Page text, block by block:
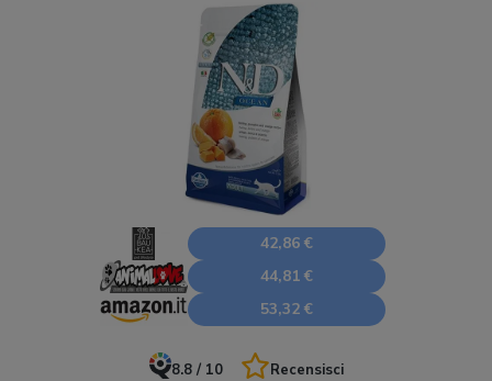
42,86 €
44,81 €
53,32 €
8.8 / 10 Recensisci